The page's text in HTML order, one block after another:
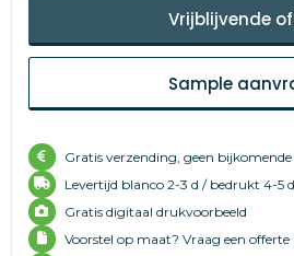
Vrijblijvende
Sample
Gratis verzending, geen bijkomende
Levertijd blanco 2-3 d / bedrukt 4-5 d
Gratis digitaal drukvoorbeeld
Voorstel op maat? Vraag een offerte